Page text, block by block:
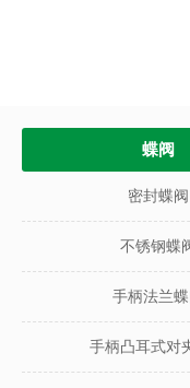
蝶阀
密封蝶阀
不锈钢蝶
手柄法兰蝶
手柄凸耳式对